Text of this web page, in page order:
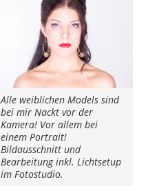
Alle weiblichen Models sind
bei mir Nackt vor der
Kamera! Vor allem bei
einem Portrait!
Bildausschnitt und
Bearbeitung inkl. Lichtsetup
im Fotostudio.